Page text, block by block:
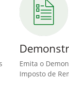
Emita o
Imposto de